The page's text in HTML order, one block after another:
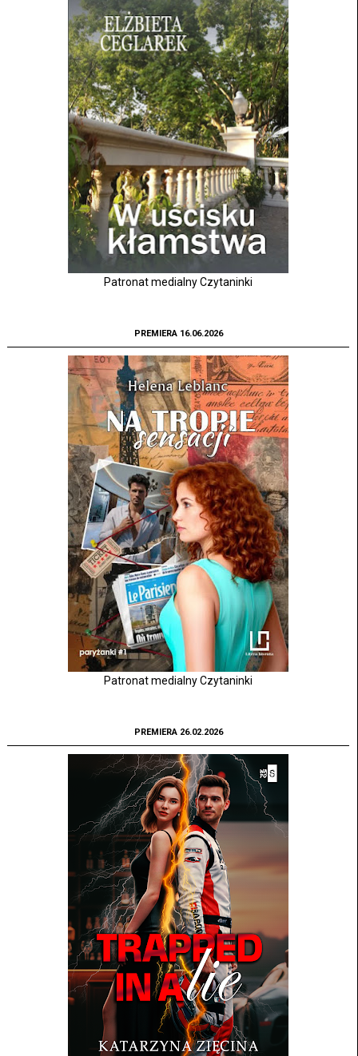
Patronat medialny Czytaninki
PREMIERA 16.06.2026
Patronat medialny Czytaninki
PREMIERA 26.02.2026